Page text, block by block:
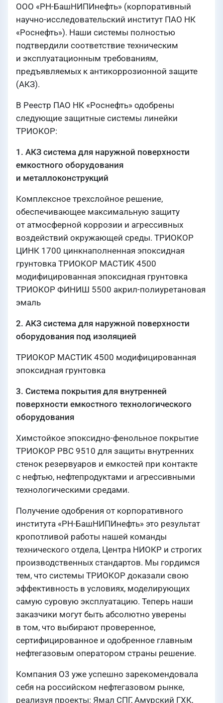
ООО «РН-БашНИПИнефть» (корпоративный
научно-исследовательский институт ПАО НК
«Роснефть»). Наши системы полностью
подтвердили соответствие техническим
и эксплуатационным требованиям,
предъявляемых к антикоррозионной защите
(АКЗ).
В Реестр ПАО НК «Роснефть» одобрены
следующие защитные системы линейки
ТРИОКОР:
1. АКЗ система для наружной поверхности
емкостного оборудования
и металлоконструкций
Комплексное трехслойное решение,
обеспечивающее максимальную защиту
от атмосферной коррозии и агрессивных
воздействий окружающей среды. ТРИОКОР
ЦИНК 1700 цинкнаполненная эпоксидная
грунтовка ТРИОКОР МАСТИК 4500
модифицированная эпоксидная грунтовка
ТРИОКОР ФИНИШ 5500 акрил-полиуретановая
эмаль
2. АКЗ система для наружной поверхности
оборудования под изоляцией
ТРИОКОР МАСТИК 4500 модифицированная
эпоксидная грунтовка
3. Система покрытия для внутренней
поверхности емкостного технологического
оборудования
Химстойкое эпоксидно-фенольное покрытие
ТРИОКОР РВС 9510 для защиты внутренних
стенок резервуаров и емкостей при контакте
с нефтью, нефтепродуктами и агрессивными
технологическими средами.
Получение одобрения от корпоративного
института «РН-БашНИПИнефть» это результат
кропотливой работы нашей команды
технического отдела, Центра НИОКР и строгих
производственных стандартов. Мы гордимся
тем, что системы ТРИОКОР доказали свою
эффективность в условиях, моделирующих
самую суровую эксплуатацию. Теперь наши
заказчики могут быть абсолютно уверены
в том, что выбирают проверенное,
сертифицированное и одобренное главным
нефтегазовым оператором страны решение.
Компания О3 уже успешно зарекомендовала
себя на российском нефтегазовом рынке,
реализуя проекты: Ямал СПГ, Амурский ГХК,